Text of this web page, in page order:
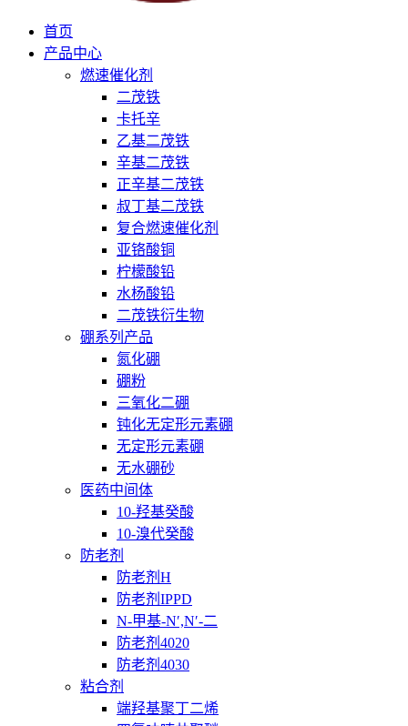
首页
产品中心
燃速催化剂
二茂铁
卡托辛
乙基二茂铁
辛基二茂铁
正辛基二茂铁
叔丁基二茂铁
复合燃速催化剂
亚铬酸铜
柠檬酸铅
水杨酸铅
二茂铁衍生物
硼系列产品
氮化硼
硼粉
三氧化二硼
钝化无定形元素硼
无定形元素硼
无水硼砂
医药中间体
10-羟基癸酸
10-溴代癸酸
防老剂
防老剂H
防老剂IPPD
N-甲基-N′,N′-二
防老剂4020
防老剂4030
粘合剂
端羟基聚丁二烯